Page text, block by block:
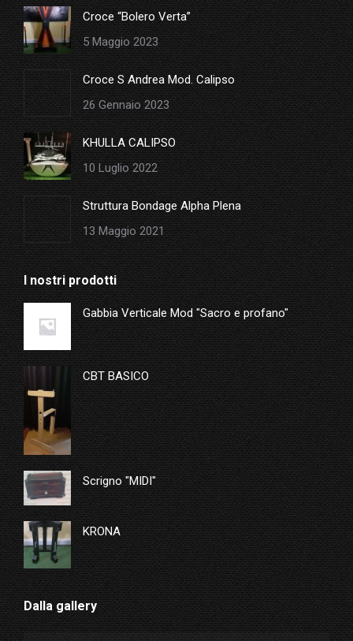
in
new
window
Croce “Bolero Verta”
5 Maggio 2023
Croce S Andrea Mod. Calipso
26 Gennaio 2023
KHULLA CALIPSO
10 Luglio 2022
Struttura Bondage Alpha Plena
13 Maggio 2021
I nostri prodotti
Gabbia Verticale Mod "Sacro e profano"
CBT BASICO
Scrigno "MIDI"
KRONA
Dalla gallery